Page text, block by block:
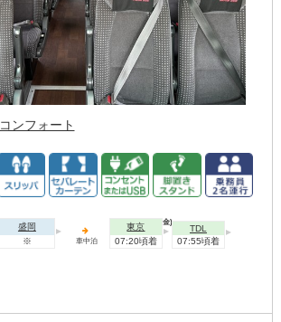
コンフォート
盛岡
※
車中泊
2026年08月21日(金)
東京
07:20頃着
TDL
07:55頃着